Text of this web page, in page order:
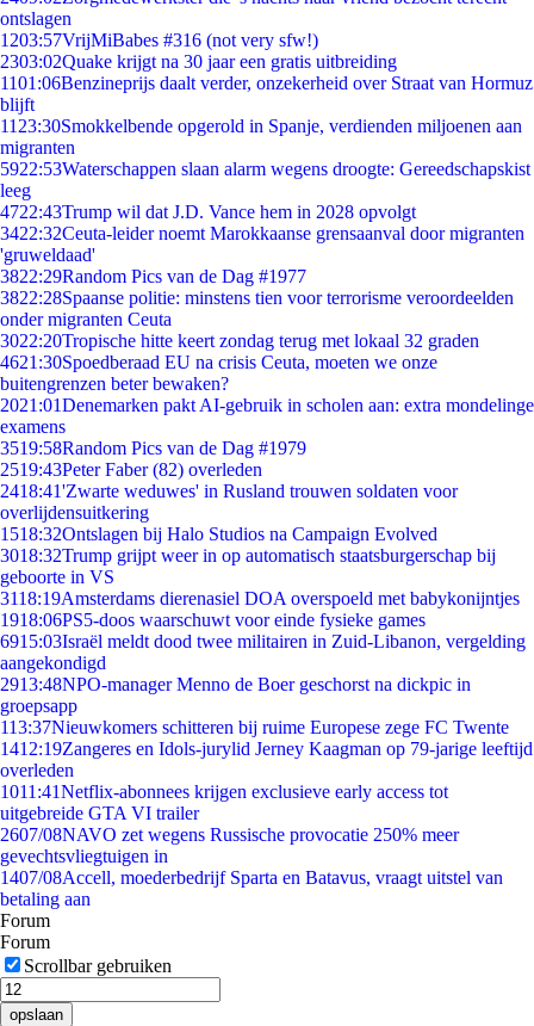
ontslagen
1203:57VrijMiBabes #316 (not very sfw!)
2303:02Quake krijgt na 30 jaar een gratis uitbreiding
1101:06Benzineprijs daalt verder, onzekerheid over Straat van Hormuz
blijft
11 23:30Smokkelbende opgerold in Spanje, verdienden miljoenen aan
migranten
5922:53Waterschappen slaan alarm wegens droogte: Gereedschapskist
leeg
4722:43Trump wil dat J.D. Vance hem in 2028 opvolgt
3422:32Ceuta-leider noemt Marokkaanse grensaanval door migranten
'gruweldaad'
3822:29Random Pics van de Dag #1977
3822:28Spaanse politie: minstens tien voor terrorisme veroordeelden
onder migranten Ceuta
3022:20Tropische hitte keert zondag terug met lokaal 32 graden
4621:30Spoedberaad EU na crisis Ceuta, moeten we onze
buitengrenzen beter bewaken?
2021:01Denemarken pakt AI-gebruik in scholen aan: extra mondelinge
examens
3519:58Random Pics van de Dag #1979
2519:43Peter Faber (82) overleden
2418:41'Zwarte weduwes' in Rusland trouwen soldaten voor
overlijdensuitkering
1518:32Ontslagen bij Halo Studios na Campaign Evolved
3018:32Trump grijpt weer in op automatisch staatsburgerschap bij
geboorte in VS
3118:19Amsterdams dierenasiel DOA overspoeld met babykonijntjes
1918:06PS5-doos waarschuwt voor einde fysieke games
6915:03Israël meldt dood twee militairen in Zuid-Libanon, vergelding
aangekondigd
2913:48NPO-manager Menno de Boer geschorst na dickpic in
groepsapp
113:37Nieuwkomers schitteren bij ruime Europese zege FC Twente
1412:19Zangeres en Idols-jurylid Jerney Kaagman op 79-jarige leeftijd
overleden
1011:41Netflix-abonnees krijgen exclusieve early access tot
uitgebreide GTA VI trailer
2607/08NAVO zet wegens Russische provocatie 250% meer
gevechtsvliegtuigen in
1407/08Accell, moederbedrijf Sparta en Batavus, vraagt uitstel van
betaling aan
Forum
Forum
Scrollbar gebruiken
opslaan